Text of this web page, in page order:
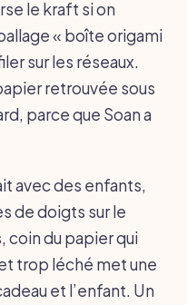
le kraft si on
« boîte origami
sur les réseaux.
retrouvée sous
parce que Soan a
avec des enfants,
de doigts sur le
du papier qui
trop léché met une
et l’enfant. Un